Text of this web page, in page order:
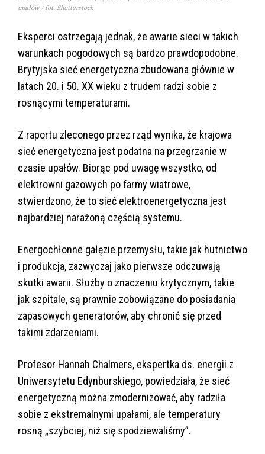
upałów / fot. Shutterstock
Eksperci ostrzegają jednak, że awarie sieci w takich
warunkach pogodowych są bardzo prawdopodobne.
Brytyjska sieć energetyczna zbudowana głównie w
latach 20. i 50. XX wieku z trudem radzi sobie z
rosnącymi temperaturami.
Z raportu zleconego przez rząd wynika, że krajowa
sieć energetyczna jest podatna na przegrzanie w
czasie upałów. Biorąc pod uwagę wszystko, od
elektrowni gazowych po farmy wiatrowe,
stwierdzono, że to sieć elektroenergetyczna jest
najbardziej narażoną częścią systemu.
Energochłonne gałęzie przemysłu, takie jak hutnictwo
i produkcja, zazwyczaj jako pierwsze odczuwają
skutki awarii. Służby o znaczeniu krytycznym, takie
jak szpitale, są prawnie zobowiązane do posiadania
zapasowych generatorów, aby chronić się przed
takimi zdarzeniami.
Profesor Hannah Chalmers, ekspertka ds. energii z
Uniwersytetu Edynburskiego, powiedziała, że sieć
energetyczną można zmodernizować, aby radziła
sobie z ekstremalnymi upałami, ale temperatury
rosną „szybciej, niż się spodziewaliśmy”.